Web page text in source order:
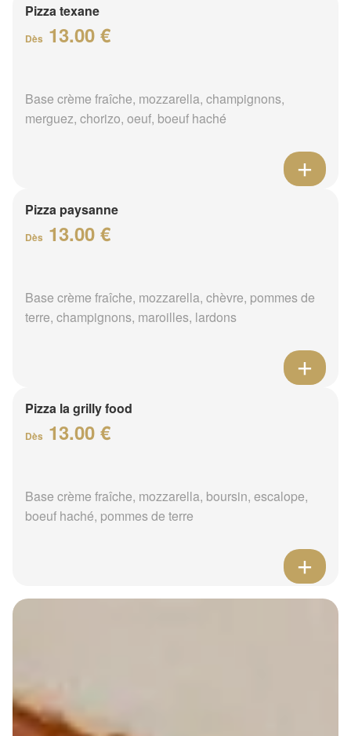
Pizza texane
Dès 13.00 €
Base crème fraîche, mozzarella, champignons,
merguez, chorizo, oeuf, boeuf haché
Pizza paysanne
Dès 13.00 €
Base crème fraîche, mozzarella, chèvre, pommes de
terre, champignons, maroilles, lardons
Pizza la grilly food
Dès 13.00 €
Base crème fraîche, mozzarella, boursin, escalope,
boeuf haché, pommes de terre